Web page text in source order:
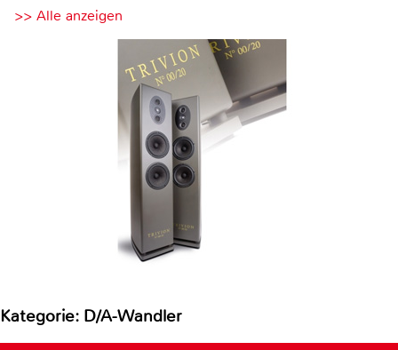
>> Alle anzeigen
Kategorie: D/A-Wandler